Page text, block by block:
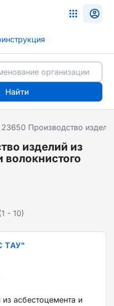
Найти
23650 Производство
изделий из
волокнистого
- 10)
ТАУ"
асбестоцемента и